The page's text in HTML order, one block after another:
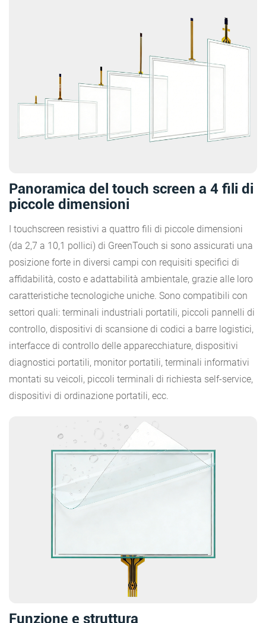
Panoramica del touch screen a 4 fili di
piccole dimensioni
I touchscreen resistivi a quattro fili di piccole dimensioni
(da 2,7 a 10,1 pollici) di GreenTouch si sono assicurati una
posizione forte in diversi campi con requisiti specifici di
affidabilità, costo e adattabilità ambientale, grazie alle loro
caratteristiche tecnologiche uniche. Sono compatibili con
settori quali: terminali industriali portatili, piccoli pannelli di
controllo, dispositivi di scansione di codici a barre logistici,
interfacce di controllo delle apparecchiature, dispositivi
diagnostici portatili, monitor portatili, terminali informativi
montati su veicoli, piccoli terminali di richiesta self-service,
dispositivi di ordinazione portatili, ecc.
Funzione e struttura